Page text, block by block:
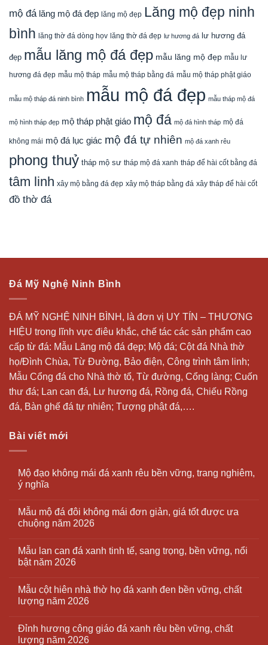
mộ đá lăng mộ đá đẹp lăng mộ đẹp Lăng mộ đẹp ninh
bình lăng thờ đá dòng họv lăng thờ đá đẹp lư hương đá lư hương đá
đẹp mẫu lăng mộ đá đẹp mẫu lăng mộ đẹp mẫu lư
hương đá đẹp mẫu mộ tháp mẫu mộ tháp bằng đá mẫu mộ tháp phật giáo
mẫu mộ tháp đá ninh bình mẫu mộ đá đẹp mẫu tháp mộ đá
mộ hình tháp đẹp mộ tháp phật giáo mộ đá mộ đá hình tháp mộ đá
không mái mộ đá lục giác mộ đá tự nhiên mộ đá xanh rêu
phong thuỷ tháp mộ sư tháp mộ đá xanh tháp để hài cốt bằng đá
tâm linh xây mộ bằng đá đẹp xây mộ tháp bằng đá xây tháp để hài cốt
đồ thờ đá
Đá Mỹ Nghệ Ninh Bình
ĐÁ MỸ NGHỆ NINH BÌNH, là đơn vị UY TÍN – THƯƠNG
HIỆU trong lĩnh vực điêu khắc, chế tác các sản phẩm cao
cấp từ đá: Mẫu Lăng mộ đá đẹp; Mộ đá; Cột đá Nhà thờ
họ/Đình Chùa, Từ Đường, Bảo điện, Công trình tâm linh;
Mẫu Cổng đá cho Nhà thờ tổ, Từ đường, Cổng làng; Cuốn
thư đá; Lan can đá, Lư hương đá, Rồng đá, Chiếu Rồng
đá, Bàn ghế đá tự nhiên; Tượng phật đá,….
Bài viết mới
Mộ đạo không mái đá xanh rêu bền vững, trang nghiêm,
ý nghĩa
Mẫu mộ đá đôi không mái đơn giản, giá tốt được ưa
chuộng năm 2026
Mẫu lan can đá xanh tinh tế, sang trọng, bền vững, nổi
bật năm 2026
Mẫu cột hiên nhà thờ họ đá xanh đen bền vững, chất
lượng năm 2026
Đỉnh hương công giáo đá xanh rêu bền vững, chất
lượng năm 2026